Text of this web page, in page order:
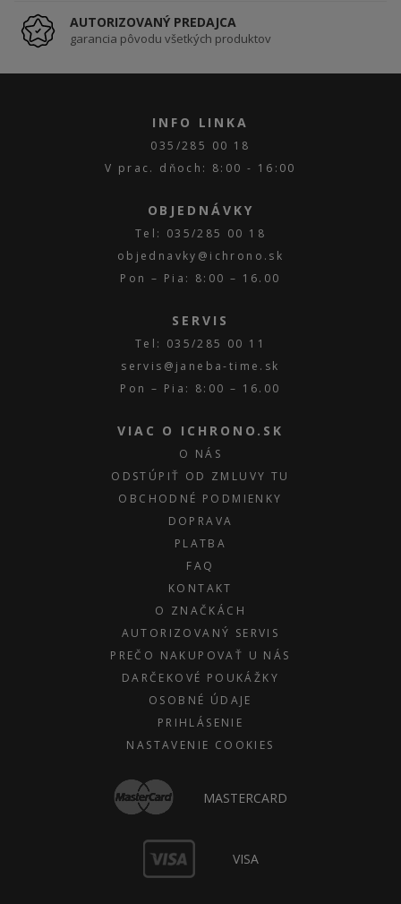
AUTORIZOVANÝ PREDAJCA
garancia pôvodu všetkých produktov
INFO LINKA
035/285 00 18
V prac. dňoch: 8:00 - 16:00
OBJEDNÁVKY
Tel: 035/285 00 18
objednavky@ichrono.sk
Pon – Pia: 8:00 – 16.00
SERVIS
Tel: 035/285 00 11
servis@janeba-time.sk
Pon – Pia: 8:00 – 16.00
VIAC O ICHRONO.SK
O NÁS
ODSTÚPIŤ OD ZMLUVY TU
OBCHODNÉ PODMIENKY
DOPRAVA
PLATBA
FAQ
KONTAKT
O ZNAČKÁCH
AUTORIZOVANÝ SERVIS
PREČO NAKUPOVAŤ U NÁS
DARČEKOVÉ POUKÁŽKY
OSOBNÉ ÚDAJE
PRIHLÁSENIE
NASTAVENIE COOKIES
MASTERCARD
VISA